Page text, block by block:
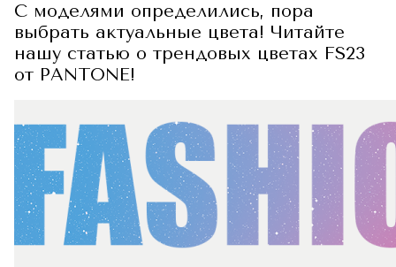
С моделями определились, пора
выбрать актуальные цвета! Читайте
нашу статью о трендовых цветах FS23
от PANTONE!